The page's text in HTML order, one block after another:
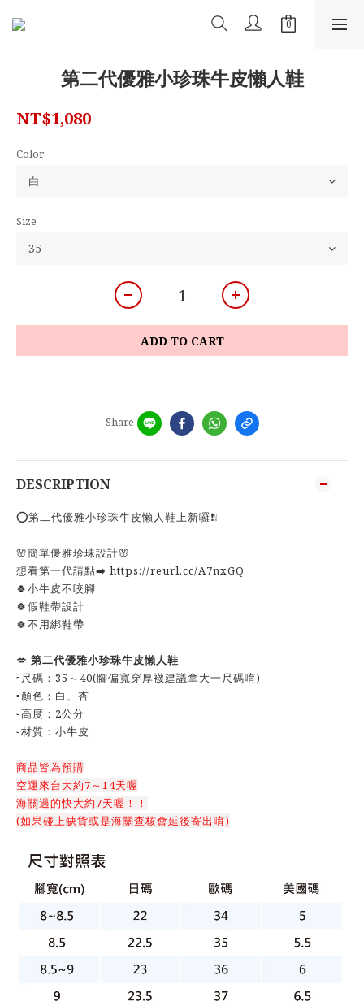
第二代優雅小珍珠牛皮懶人鞋
NT$1,080
Color
Size
ADD TO CART
Share
DESCRIPTION
⭕️第二代優雅小珍珠牛皮懶人鞋上新囉❗️❕
🌸簡單優雅珍珠設計🌸
想看第一代請點➡️ https://reurl.cc/A7nxGQ
🍀小牛皮不咬腳
🍀假鞋帶設計
🍀不用綁鞋帶
💋 第二代優雅小珍珠牛皮懶人鞋
▫️尺碼：35～40(腳偏寬穿厚襪建議拿大一尺碼唷)
▫️顏色：白、杏
▫️高度：2公分
▫️材質：小牛皮
商品皆為預購
空運來台大約7～14天喔
海關過的快大約7天喔！！
(如果碰上缺貨或是海關查核會延後寄出唷)